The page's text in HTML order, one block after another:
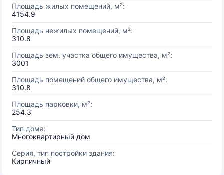
Площадь жилых помещений, м²:
4154.9
Площадь нежилых помещений, м²:
310.8
Площадь зем. участка общего имущества, м²:
3001
Площадь помещений общего имущества, м²:
310.8
Площадь парковки, м²:
254.3
Тип дома:
Многоквартирный дом
Серия, тип постройки здания:
Кирпичный